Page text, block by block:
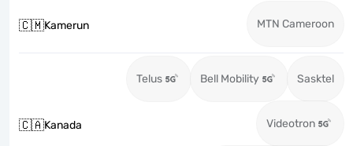
🇨🇲Kamerun MTN Cameroon
🇨🇦Kanada
Telus Bell Mobility Sasktel
Videotron